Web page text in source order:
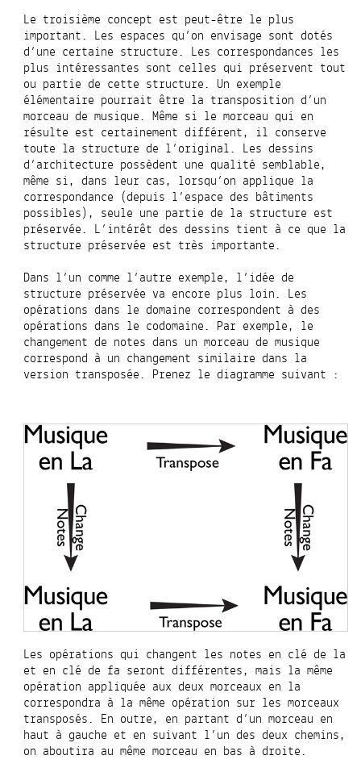
Le troisième concept est peut-être le plus
important. Les espaces qu’on envisage sont dotés
d’une certaine structure. Les correspondances les
plus intéressantes sont celles qui préservent tout
ou partie de cette structure. Un exemple
élémentaire pourrait être la transposition d’un
morceau de musique. Même si le morceau qui en
résulte est certainement différent, il conserve
toute la structure de l’original. Les dessins
d’architecture possèdent une qualité semblable,
même si, dans leur cas, lorsqu’on applique la
correspondance (depuis l’espace des bâtiments
possibles), seule une partie de la structure est
préservée. L’intérêt des dessins tient à ce que la
structure préservée est très importante.
Dans l’un comme l’autre exemple, l’idée de
structure préservée va encore plus loin. Les
opérations dans le domaine correspondent à des
opérations dans le codomaine. Par exemple, le
changement de notes dans un morceau de musique
correspond à un changement similaire dans la
version transposée. Prenez le diagramme suivant :
Les opérations qui changent les notes en clé de la
et en clé de fa seront différentes, mais la même
opération appliquée aux deux morceaux en la
correspondra à la même opération sur les morceaux
transposés. En outre, en partant d’un morceau en
haut à gauche et en suivant l’un des deux chemins,
on aboutira au même morceau en bas à droite.